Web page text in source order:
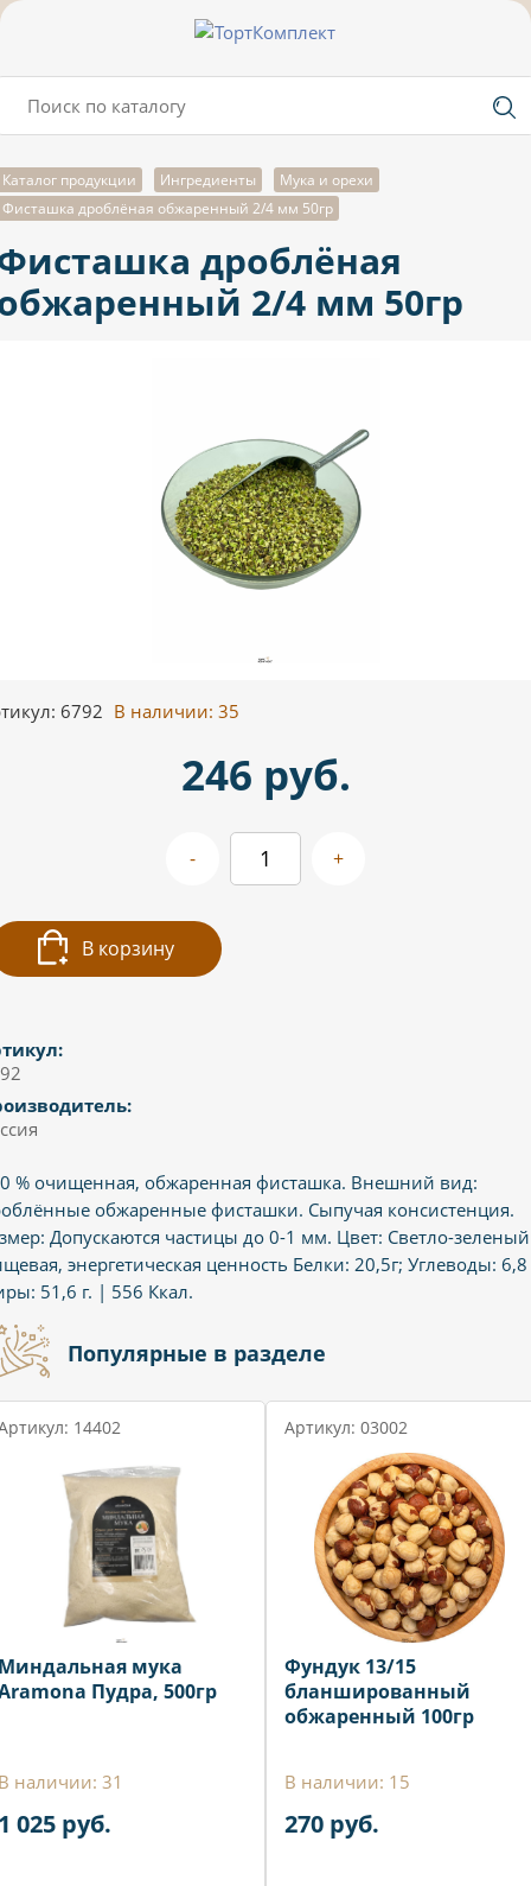
Каталог продукции Ингредиенты
Мука и орехи
Фисташка дроблёная обжаренный 2/4 мм 50гр
дроблёная
2/4 мм 50гр
6792 В наличии: 35
246 руб.
- +
В корзину
% очищенная, обжаренная фисташка. Внешний вид:
обжаренные фисташки. Сыпучая консистенция.
Допускаются частицы до 0-1 мм. Цвет: Светло-зеленый
энергетическая ценность Белки: 20,5г; Углеводы: 6,8
51,6 г. | 556 Ккал.
Популярные в разделе
14402
мука
Пудра, 500гр
наличии: 31
025 руб.
Артикул: 03002
Фундук 13/15
бланшированный
обжаренный 100гр
В наличии: 15
270 руб.